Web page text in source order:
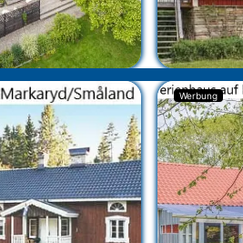
Werbung